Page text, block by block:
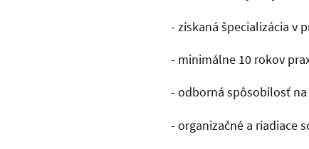
- získaná špecializácia v
- minimálne 10 rokov
- odborná spôsobilosť na
- organizačné a riadiace